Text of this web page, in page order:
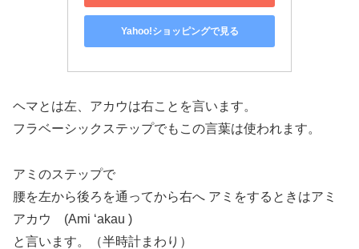
Yahoo!ショッピングで見る
ヘマとは左、アカウは右ことを言います。
フラベーシックステップでもこの言葉は使われます。
アミのステップで
腰を左から後ろを通ってから右へ アミをするときはアミ
アカウ (Ami ‘akau )
と言います。（半時計まわり）